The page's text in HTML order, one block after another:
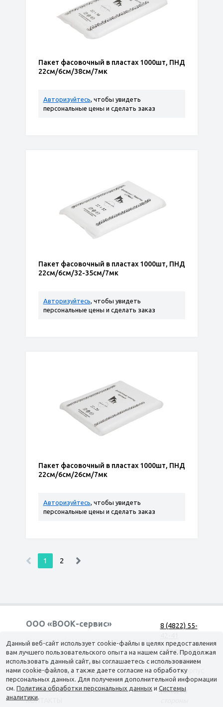
Пакет фасовочный в пластах 1000шт, ПНД
22см/6см/38см/7мк
Авторизуйтесь, чтобы увидеть
персональные цены и сделать заказ
Пакет фасовочный в пластах 1000шт, ПНД
22см/6см/32-35см/7мк
Авторизуйтесь, чтобы увидеть
персональные цены и сделать заказ
Пакет фасовочный в пластах 1000шт, ПНД
22см/6см/26см/7мк
Авторизуйтесь, чтобы увидеть
персональные цены и сделать заказ
1 2
ООО «ВООК-сервис»
Согласие на обработку персональных данных
КАТАЛОГ
ДОСТАВКА
ОФОРМЛЕНИЕ ЗАКАЗА
О КОМПАНИИ
ТОП-500
КОНТАКТЫ
8 (4822) 55-
г. Тверь, наб.
А. Никитина,
д. 144 корпус
1
(вход со
Данный веб-сайт использует cookie-файлы в целях предоставления
вам лучшего пользовательского опыта на нашем сайте. Продолжая
использовать данный сайт, вы соглашаетесь с использованием
нами cookie-файлов, а также даете согласие на обработку
персональных данных. Для получения дополнительной информации
см. Политика обработки персональных данных и Системы
аналитики